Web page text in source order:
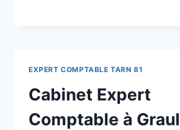
EXPERT COMPTABLE TARN 81
Cabinet Expert
Comptable à